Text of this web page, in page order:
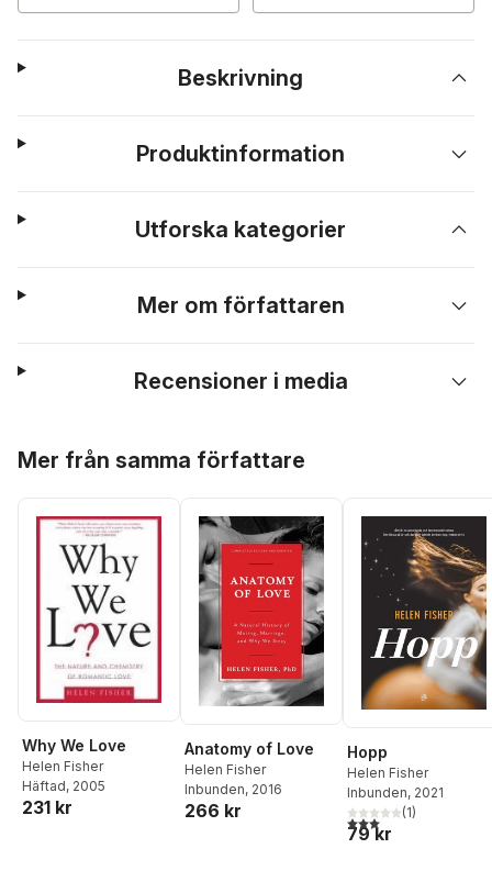
Beskrivning
Produktinformation
Utforska kategorier
Mer om författaren
Recensioner i media
Mer från samma författare
Why We Love
Helen Fisher
Häftad, 2005
231 kr
Anatomy of Love
Helen Fisher
Inbunden, 2016
266 kr
Hopp
Helen Fisher
Inbunden, 2021
3,0utav 5 stjärnor.
(1)
79 kr